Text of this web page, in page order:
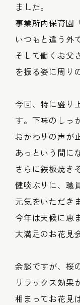
ました。
事業所内保育園
いつもと違う外
そして働くお父
を振る姿に周り
今回、特に盛り
す。下味のしっ
おかわりの声が
あっという間に
さらに鉄板焼き
健啖ぶりに、職
元気をいただき
今年は天候に恵
大満足のお花見
余談ですが、桜
リラックス効果
相まってお花見